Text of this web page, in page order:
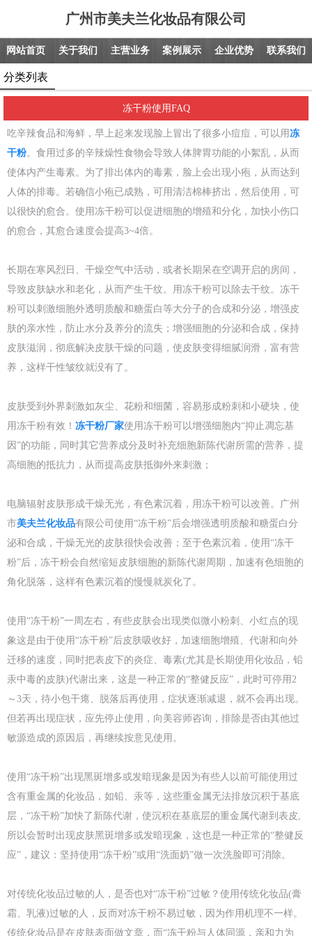
广州市美夫兰化妆品有限公司
网站首页 关于我们 主营业务 案例展示 企业优势 联系我们
分类列表
冻干粉使用FAQ
吃辛辣食品和海鲜，早上起来发现脸上冒出了很多小痘痘，可以用 冻
干粉。食用过多的辛辣燥性食物会导致人体脾胃功能的小絮乱，从而
使体内产生毒素。为了排出体内的毒素，脸上会出现小疱，从而达到
人体的排毒。若确信小疱已成熟，可用清洁棉棒挤出，然后使用，可
以很快的愈合。使用冻干粉可以促进细胞的增殖和分化，加快小伤口
的愈合，其愈合速度会提高3~4倍。
长期在寒风烈日、干燥空气中活动，或者长期呆在空调开启的房间，
导致皮肤缺水和老化，从而产生干纹。用冻干粉可以除去干纹。冻干
粉可以刺激细胞外透明质酸和糖蛋白等大分子的合成和分泌，增强皮
肤的亲水性，防止水分及养分的流失；增强细胞的分泌和合成，保持
皮肤滋润，彻底解决皮肤干燥的问题，使皮肤变得细腻润滑，富有营
养，这样干性皱纹就没有了。
皮肤受到外界刺激如灰尘、花粉和细菌，容易形成粉刺和小硬块，使
用冻干粉有效！ 冻干粉厂家使用冻干粉可以增强细胞内“抑止凋忘基
因”的功能，同时其它营养成分及时补充细胞新陈代谢所需的营养，提
高细胞的抵抗力，从而提高皮肤抵御外来刺激；
电脑辐射皮肤形成干燥无光，有色素沉着，用冻干粉可以改善。广州
市美夫兰化妆品有限公司使用“冻干粉”后会增强透明质酸和糖蛋白分
泌和合成，干燥无光的皮肤很快会改善；至于色素沉着，使用“冻干
粉”后，冻干粉会自然缩短皮肤细胞的新陈代谢周期，加速有色细胞的
角化脱落，这样有色素沉着的慢慢就炭化了。
使用“冻干粉”一周左右，有些皮肤会出现类似微小粉刺、小红点的现
象这是由于使用“冻干粉”后皮肤吸收好，加速细胞增殖、代谢和向外
迁移的速度，同时把表皮下的炎症、毒素(尤其是长期使用化妆品，铅
汞中毒的皮肤)代谢出来，这是一种正常的“整健反应”，此时可停用2
～3天，待小包干瘪、脱落后再使用，症状逐渐减退，就不会再出现。
但若再出现症状，应先停止使用，向美容师咨询，排除是否由其他过
敏源造成的原因后，再继续按意见使用。
使用“冻干粉”出现黑斑增多或发暗现象是因为有些人以前可能使用过
含有重金属的化妆品，如铅、汞等，这些重金属无法排放沉积于基底
层，“冻干粉”加快了新陈代谢，使沉积在基底层的重金属代谢到表皮,
所以会暂时出现皮肤黑斑增多或发暗现象，这也是一种正常的“整健反
应”，建议：坚持使用“冻干粉”或用“洗面奶”做一次洗脸即可消除。
对传统化妆品过敏的人，是否也对“冻干粉”过敏？使用传统化妆品(膏
霜、乳液)过敏的人，反而对冻干粉不易过敏，因为作用机理不一样。
传统化妆品是在皮肤表面做文章，而“冻干粉与人体同源，亲和力为